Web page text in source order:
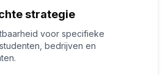
strategie
voor specifieke
bedrijven en